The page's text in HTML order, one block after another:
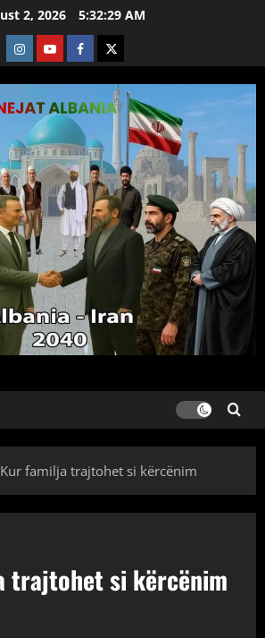
2, 2026 5:32:30 AM
Instagram
YoutubeFacebook
X
Kur familja trajtohet si kërcënim
trajtohet si kërcënim